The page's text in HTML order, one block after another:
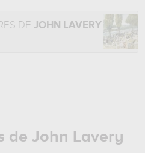
DEJOHN LAVERY
de John Lavery